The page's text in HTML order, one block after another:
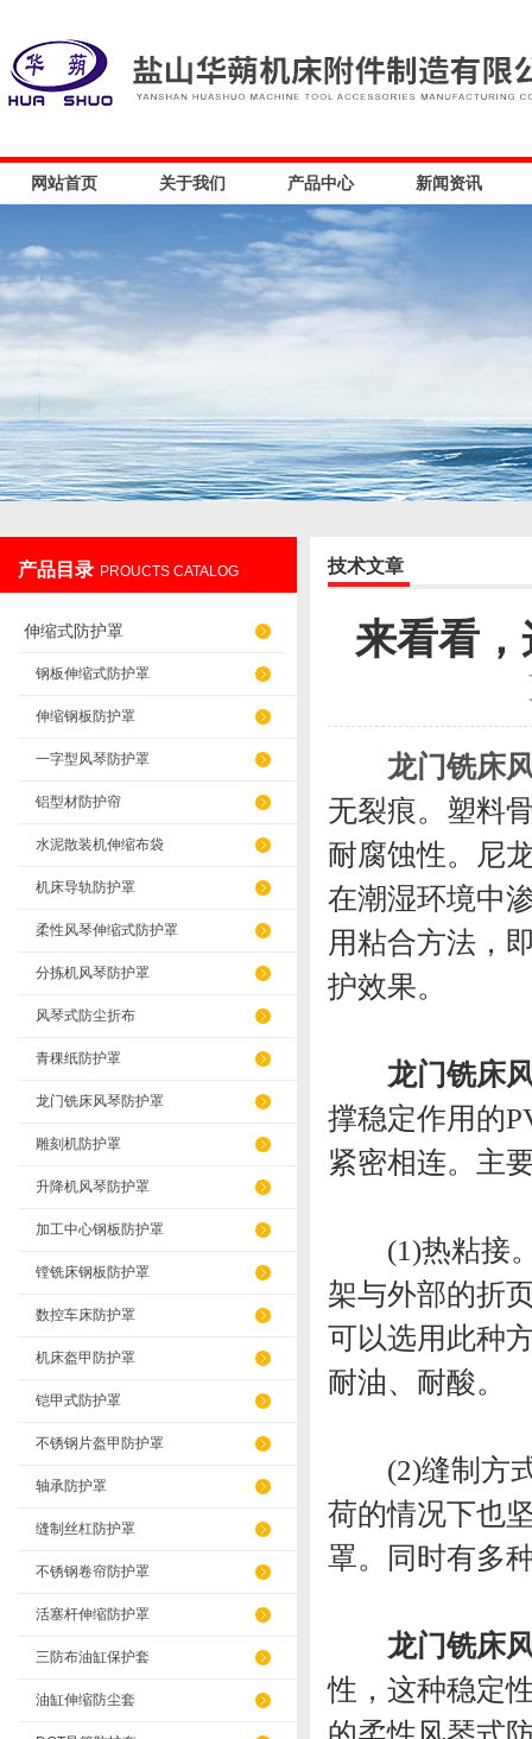
盐山华蒴机床附件制造有限公司
网站首页 关于我们 产品中心 新闻资讯
产品目录 PROUCTS CATALOG
伸缩式防护罩
钢板伸缩式防护罩
伸缩钢板防护罩
一字型风琴防护罩
铝型材防护帘
水泥散装机伸缩布袋
机床导轨防护罩
柔性风琴伸缩式防护罩
分拣机风琴防护罩
风琴式防尘折布
青稞纸防护罩
龙门铣床风琴防护罩
雕刻机防护罩
升降机风琴防护罩
加工中心钢板防护罩
镗铣床钢板防护罩
数控车床防护罩
机床盔甲防护罩
铠甲式防护罩
不锈钢片盔甲防护罩
轴承防护罩
缝制丝杠防护罩
不锈钢卷帘防护罩
活塞杆伸缩防护罩
三防布油缸保护套
油缸伸缩防尘套
技术文章
来看看
龙门铣床
无裂痕。塑料
耐腐蚀性。尼
在潮湿环境中
用粘合方法，
护效果。
龙门铣床
撑稳定作用的
紧密相连。主
(1)热粘接。
架与外部的折
可以选用此种
耐油、耐酸。
(2)缝制方式
荷的情况下也
罩。同时有多
龙门铣床
性，这种稳定